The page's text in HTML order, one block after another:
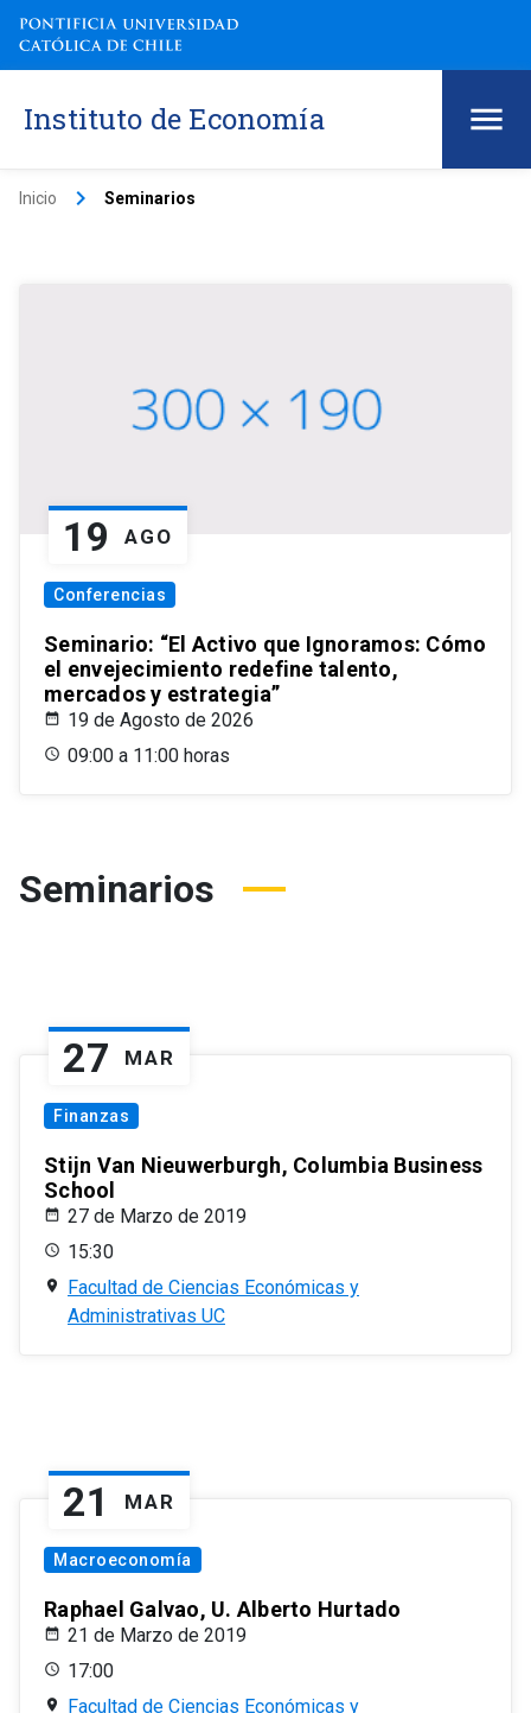
Instituto de Economía
Inicio keyboard_arrow_right Seminarios
19 AGO
Conferencias
Seminario: “El Activo que Ignoramos: Cómo
el envejecimiento redefine talento,
mercados y estrategia”
19 de Agosto de 2026
09:00 a 11:00 horas
Seminarios
27 MAR
Finanzas
Stijn Van Nieuwerburgh, Columbia Business
School
27 de Marzo de 2019
15:30
Facultad de Ciencias Económicas y
Administrativas UC
21 MAR
Macroeconomía
Raphael Galvao, U. Alberto Hurtado
21 de Marzo de 2019
17:00
Facultad de Ciencias Económicas y